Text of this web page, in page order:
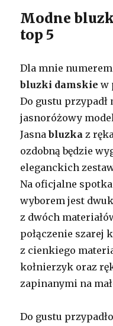
Modne
top 5
Dla mnie
bluzki damskie w
Do gustu
jasnoróżowy
Jasnabluzka z
ozdobną będzie
eleganckich
Na oficjalne
wyborem jest
z dwóch
połączenie szarej
z cienkiego
kołnierzyk oraz
zapinanymi na
Do gustu